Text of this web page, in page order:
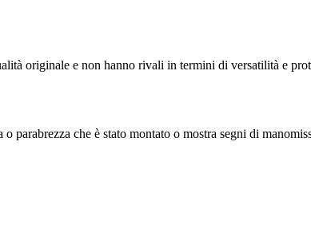
originale e non hanno rivali in termini di versatilità e
parabrezza che è stato montato o mostra segni di